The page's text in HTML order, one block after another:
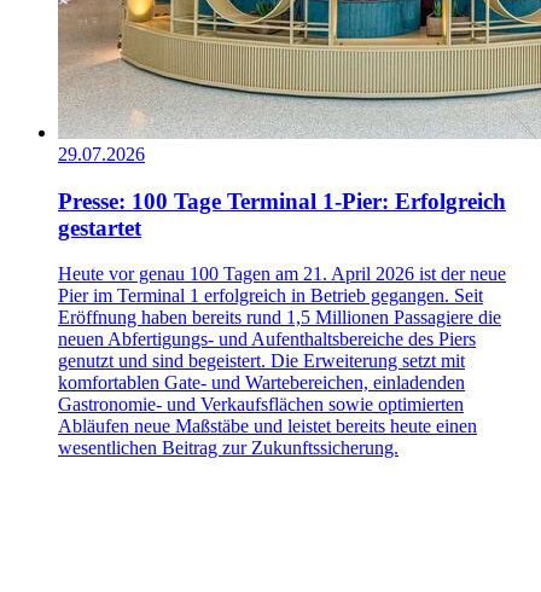
29.07.2026
Presse: 100 Tage Terminal 1-Pier: Erfolgreich
gestartet
Heute vor genau 100 Tagen am 21. April 2026 ist der neue
Pier im Terminal 1 erfolgreich in Betrieb gegangen. Seit
Eröffnung haben bereits rund 1,5 Millionen Passagiere die
neuen Abfertigungs- und Aufenthaltsbereiche des Piers
genutzt und sind begeistert. Die Erweiterung setzt mit
komfortablen Gate- und Wartebereichen, einladenden
Gastronomie- und Verkaufsflächen sowie optimierten
Abläufen neue Maßstäbe und leistet bereits heute einen
wesentlichen Beitrag zur Zukunftssicherung.